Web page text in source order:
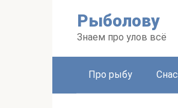
Рыболову
Знаем про улов всё
Про рыбу